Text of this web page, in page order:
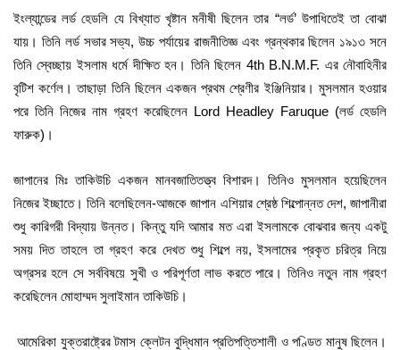
ইংল্যান্ডের লর্ড হেডলি যে বিখ্যাত খৃষ্টান মনীষী ছিলেন তার “লর্ড’ উপাধিতেই তা বোঝা
যায়। তিনি লর্ড সভার সভ্য, উচ্চ পর্যায়ের রাজনীতিজ্ঞ এবং গ্রন্থকার ছিলেন ১৯১৩ সনে
তিনি স্বেচ্ছায় ইসলাম ধর্মে দীক্ষিত হন। তিনি ছিলেন 4th B.N.M.F. এর নৌবাহিনীর
বৃটিশ কর্ণেল। তাছাড়া তিনি ছিলেন একজন প্রথম শ্রেণীর ইঞ্জিনিয়ার। মুসলমান হওয়ার
পরে তিনি নিজের নাম গ্রহণ করেছিলেন Lord Headley Faruque (লর্ড হেডলি
ফারুক)।
জাপানের মিঃ তাকিউচি একজন মানবজাতিতত্ত্ব বিশারদ। তিনিও মুসলমান হয়েছিলেন
নিজের ইচ্ছাতে। তিনি বলেছিলেন-আজকে জাপান এশিয়ার শ্রেষ্ঠ শিল্পোন্নত দেশ, জাপানীরা
শুধু কারিগরী বিদ্যায় উন্নত। কিন্তু যদি আমার মত এরা ইসলামকে বোঝবার জন্য একটু
সময় দিত তাহলে তা গ্রহণ করে দেখত শুধু শিল্পে নয়, ইসলামের প্রকৃত চরিত্র নিয়ে
অগ্রসর হলে সে সর্ববিষয়ে সুখী ও পরিপূর্ণতা লাভ করতে পারে। তিনিও নতুন নাম গ্রহণ
করেছিলেন মোহাম্মদ সুলাইমান তাকিউচি।
আমেরিকা যুক্তরাষ্ট্রের টমাস ক্লেটন বুদ্ধিমান প্রতিপত্তিশালী ও পণ্ডিত মানুষ ছিলেন।